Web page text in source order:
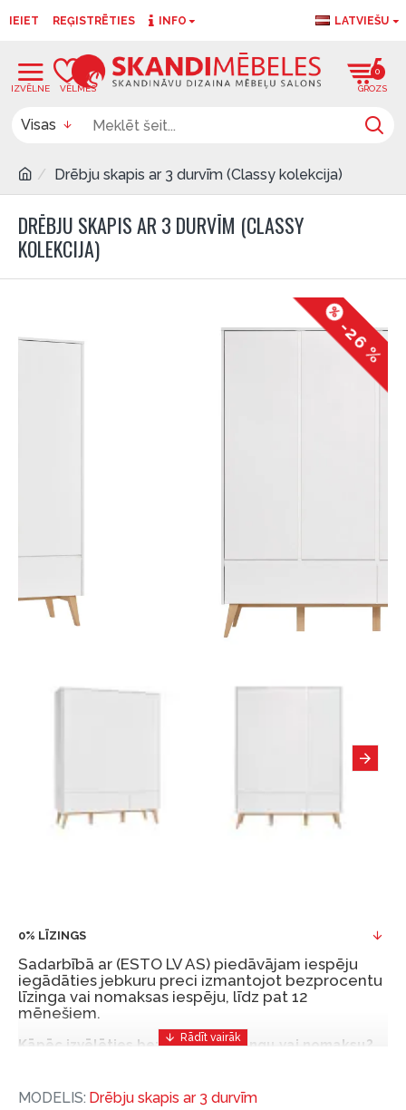
IEIET REĢISTRĒTIES INFO LATVIEŠU
0
Visas
Drēbju skapis ar 3 durvīm (Classy kolekcija)
DRĒBJU SKAPIS AR 3 DURVĪM (CLASSY
KOLEKCIJA)
-26 %
0% LĪZINGS
Sadarbībā ar (ESTO LV AS) piedāvājam iespēju
iegādāties jebkuru preci izmantojot bezprocentu
līzinga vai nomaksas iespēju, līdz pat 12
mēnešiem.
Kāpēc izvēlēties bezprocentu līzingu vai nomaksu?
un izdevīgs finansēšanas risinājums, lai iegādātos
MODELIS: Drēbju skapis ar 3 durvīm